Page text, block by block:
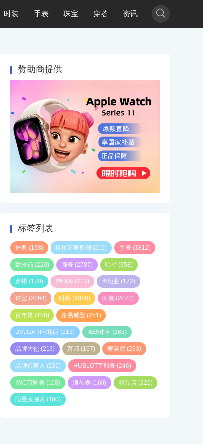
时装 手表 珠宝 穿搭 资讯 
赞助商提供
标签列表
迪奥 (198) 格拉苏蒂原创 (216) 手表 (3812)
欧米茄 (220) 腕表 (2787) 明星 (358)
穿搭 (170) 沛纳海 (213) 卡地亚 (172)
珠宝 (2064) 时尚 (9058) 时装 (2072)
百年灵 (158) 路易威登 (251)
BVLGARI宝格丽 (218) 高级珠宝 (268)
品牌大使 (213) 萧邦 (167) 蒂芙尼 (233)
品牌代言人 (235) HUBLOT宇舶表 (246)
IWC万国表 (168) 浪琴表 (160) 精品店 (226)
限量版腕表 (180)